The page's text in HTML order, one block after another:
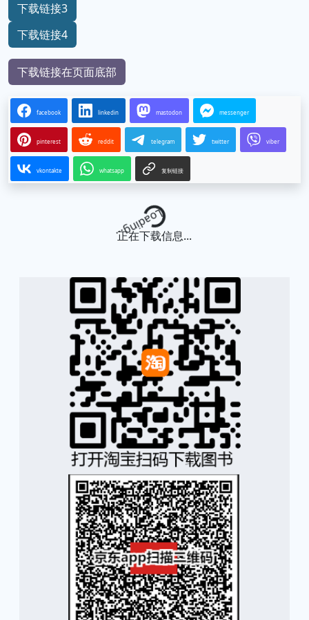
下载链接3
下载链接4
下载链接在页面底部
facebook linkedin mastodon messenger
pinterest reddit telegram twitter viber
vkontakte whatsapp 复制链接
Loading...
正在下载信息...